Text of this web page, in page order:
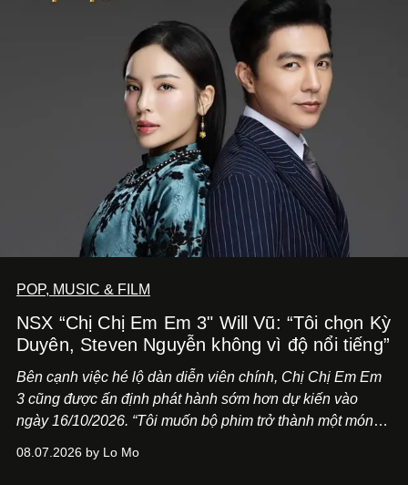
POP, MUSIC & FILM
NSX “Chị Chị Em Em 3" Will Vũ: “Tôi chọn Kỳ
Duyên, Steven Nguyễn không vì độ nổi tiếng”
Bên cạnh việc hé lộ dàn diễn viên chính, Chị Chị Em Em
3 cũng được ấn định phát hành sớm hơn dự kiến vào
ngày 16/10/2026. “Tôi muốn bộ phim trở thành một món
Việt Nam”, NSX Will Vũ cho biết.
08.07.2026 by Lo Mo